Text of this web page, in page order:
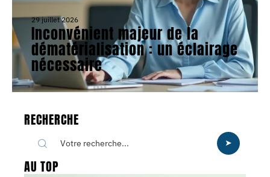
29 juillet 2026
Inconvénient majeur de la
dématérialisation : un éclairage
nécessaire
RECHERCHE
AU TOP